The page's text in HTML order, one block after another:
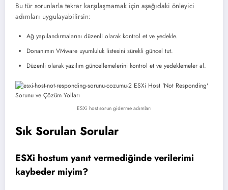
Bu tür sorunlarla tekrar karşılaşmamak için aşağıdaki önleyici
adımları uygulayabilirsin:
Ağ yapılandırmalarını düzenli olarak kontrol et ve yedekle.
Donanımın VMware uyumluluk listesini sürekli güncel tut.
Düzenli olarak yazılım güncellemelerini kontrol et ve yedeklemeler al.
ESXi host sorun giderme adımları
Sık Sorulan Sorular
ESXi hostum yanıt vermediğinde verilerimi
kaybeder miyim?